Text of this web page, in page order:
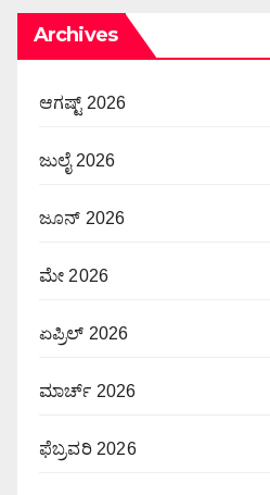
Archives
ಆಗಷ್ಟ್ 2026
ಜುಲೈ 2026
ಜೂನ್ 2026
ಮೇ 2026
ಏಪ್ರಿಲ್ 2026
ಮಾರ್ಚ್ 2026
ಫೆಬ್ರವರಿ 2026